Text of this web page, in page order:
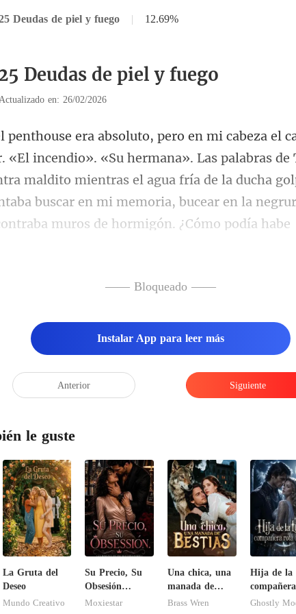
Deudas de piel y fuego | 12.69%
Deudas de piel y fuego
en: 26/02/2026
palabras de
maldito mientras el agua fría de la ducha
—— Bloqueado ——
Instalar App para leer más
Anterior Siguiente
le guste
La Gruta del
Deseo
Mundo Creativo
Su Precio, Su
Obsesión
(Romance
Moxiestar
Una chica, una
manada de
bestias
Brass Wren
Hija de la
del Alfa
Ghostly